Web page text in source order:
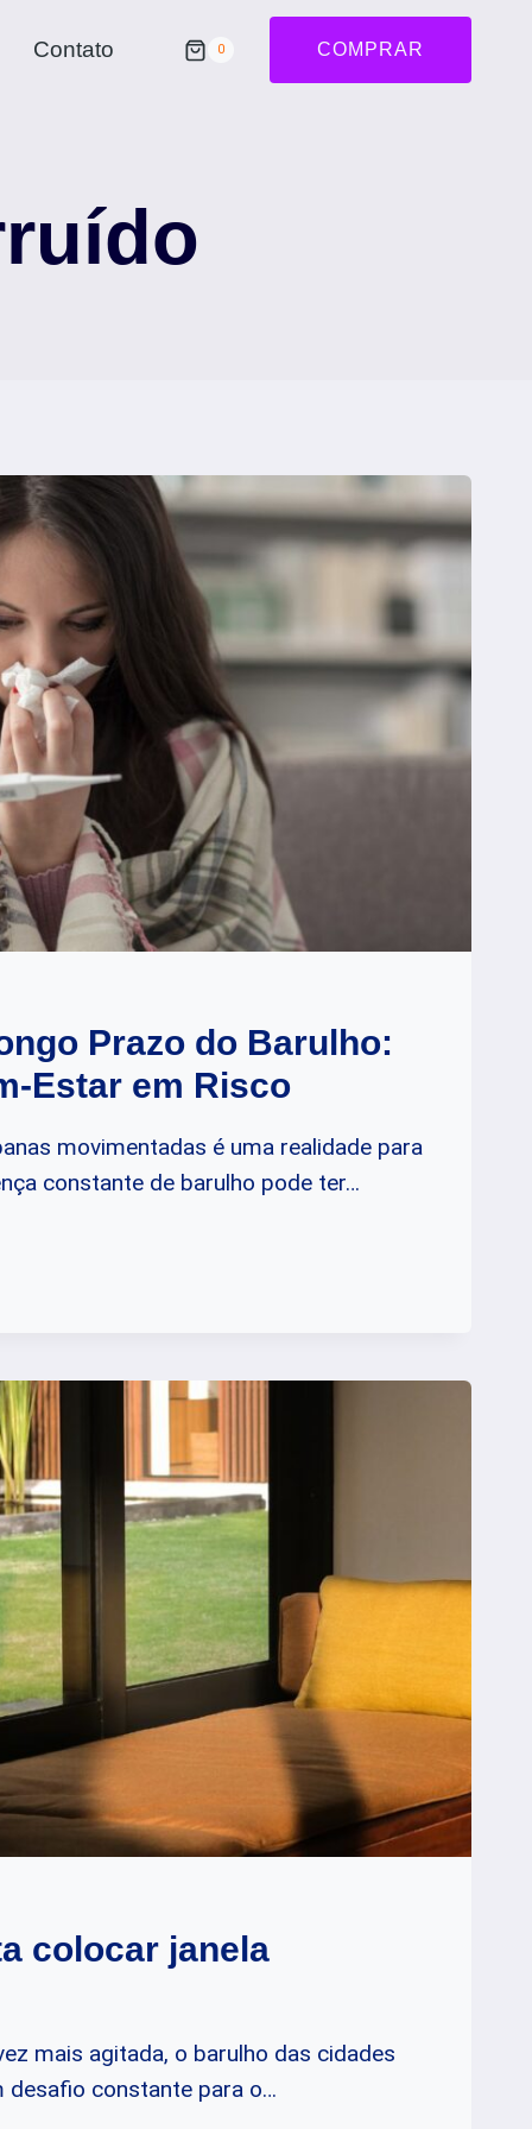
Contato 0 COMPRAR
Prazo do Barulho:
Estar em Risco
movimentadas é uma realidade para
constante de barulho pode ter…
colocar janela
mais agitada, o barulho das cidades
desafio constante para o…